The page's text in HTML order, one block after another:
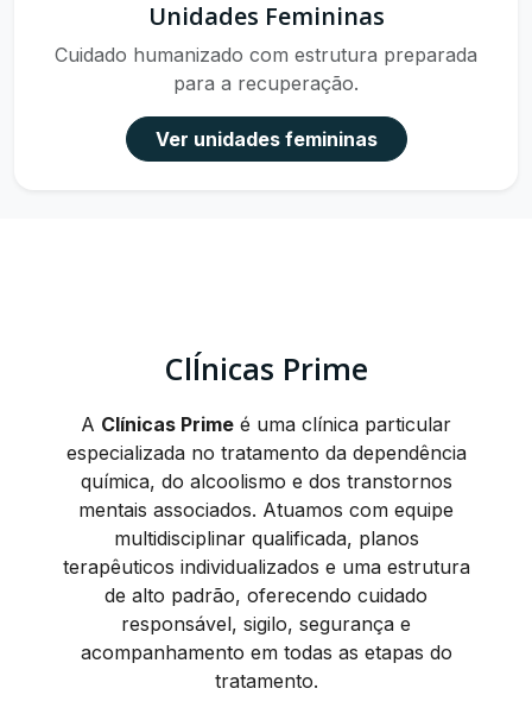
Unidades Femininas
Cuidado humanizado com estrutura preparada
para a recuperação.
Ver unidades femininas
ClÍnicas Prime
A Clínicas Prime é uma clínica particular
especializada no tratamento da dependência
química, do alcoolismo e dos transtornos
mentais associados. Atuamos com equipe
multidisciplinar qualificada, planos
terapêuticos individualizados e uma estrutura
de alto padrão, oferecendo cuidado
responsável, sigilo, segurança e
acompanhamento em todas as etapas do
tratamento.